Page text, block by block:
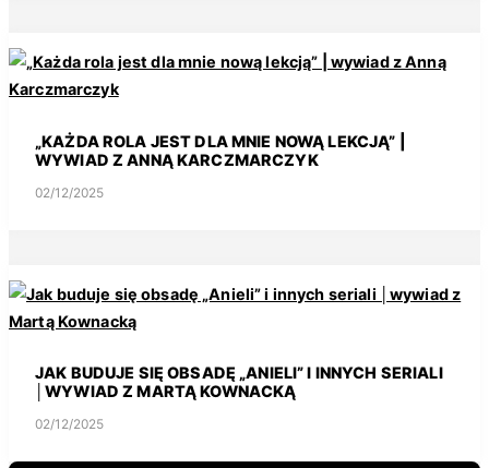
„KAŻDA ROLA JEST DLA MNIE NOWĄ LEKCJĄ” |
WYWIAD Z ANNĄ KARCZMARCZYK
02/12/2025
JAK BUDUJE SIĘ OBSADĘ „ANIELI” I INNYCH SERIALI
│WYWIAD Z MARTĄ KOWNACKĄ
02/12/2025